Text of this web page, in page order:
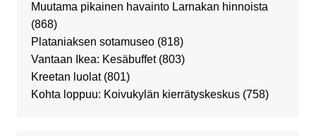
Muutama pikainen havainto Larnakan hinnoista
(868)
Plataniaksen sotamuseo (818)
Vantaan Ikea: Kesäbuffet (803)
Kreetan luolat (801)
Kohta loppuu: Koivukylän kierrätyskeskus (758)